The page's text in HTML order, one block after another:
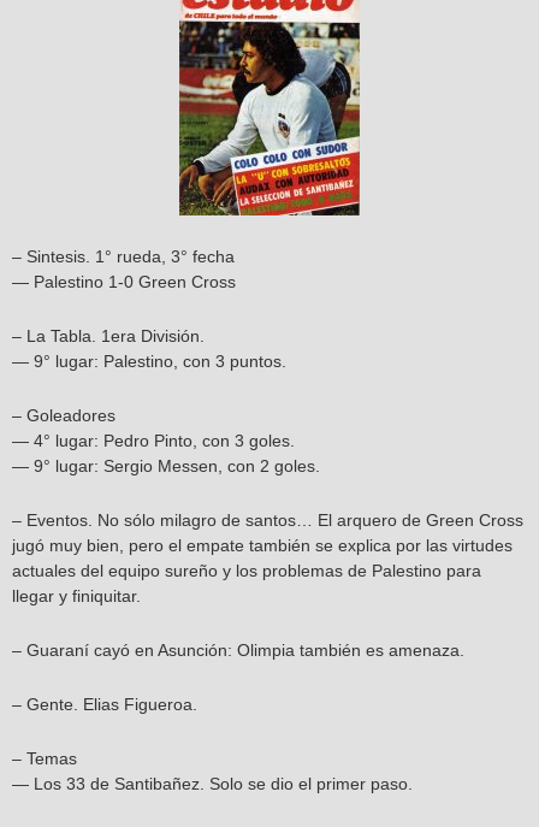
– Sintesis. 1° rueda, 3° fecha
— Palestino 1-0 Green Cross
– La Tabla. 1era División.
— 9° lugar: Palestino, con 3 puntos.
– Goleadores
— 4° lugar: Pedro Pinto, con 3 goles.
— 9° lugar: Sergio Messen, con 2 goles.
– Eventos. No sólo milagro de santos… El arquero de Green Cross
jugó muy bien, pero el empate también se explica por las virtudes
actuales del equipo sureño y los problemas de Palestino para
llegar y finiquitar.
– Guaraní cayó en Asunción: Olimpia también es amenaza.
– Gente. Elias Figueroa.
– Temas
— Los 33 de Santibañez. Solo se dio el primer paso.